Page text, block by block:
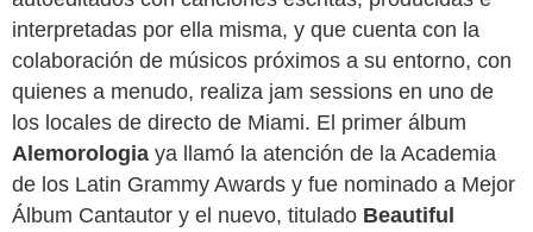
interpretadas por ella misma, y que cuenta con la
colaboración de músicos próximos a su entorno, con
quienes a menudo, realiza jam sessions en uno de
los locales de directo de Miami. El primer álbum
Alemorologia ya llamó la atención de la Academia
de los Latin Grammy Awards y fue nominado a Mejor
Álbum Cantautor y el nuevo, titulado Beautiful